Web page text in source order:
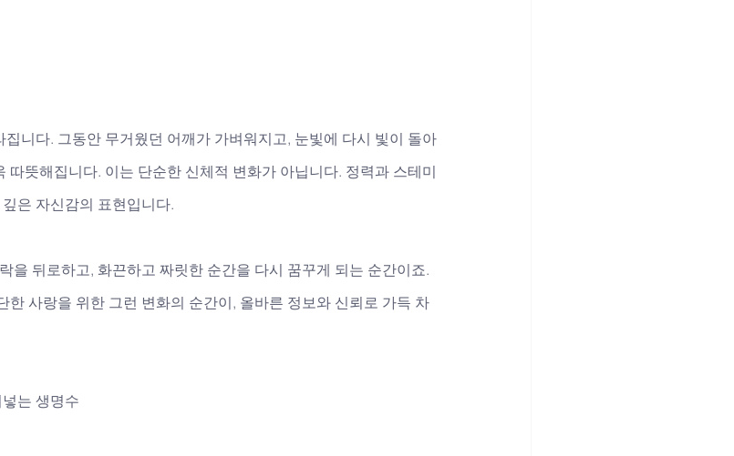
니다. 그동안 무거웠던 어깨가 가벼워지고, 눈빛에 다시 빛이 돌아
따뜻해집니다. 이는 단순한 신체적 변화가 아닙니다. 정력과 스테미
은 자신감의 표현입니다.
을 뒤로하고, 화끈하고 짜릿한 순간을 다시 꿈꾸게 되는 순간이죠.
한 사랑을 위한 그런 변화의 순간이, 올바른 정보와 신뢰로 가득 차
는 생명수